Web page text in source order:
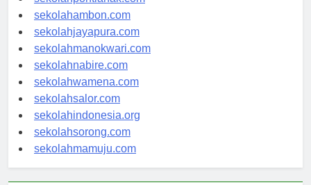
sekolahpontianak.com
sekolahambon.com
sekolahjayapura.com
sekolahmanokwari.com
sekolahnabire.com
sekolahwamena.com
sekolahsalor.com
sekolahindonesia.org
sekolahsorong.com